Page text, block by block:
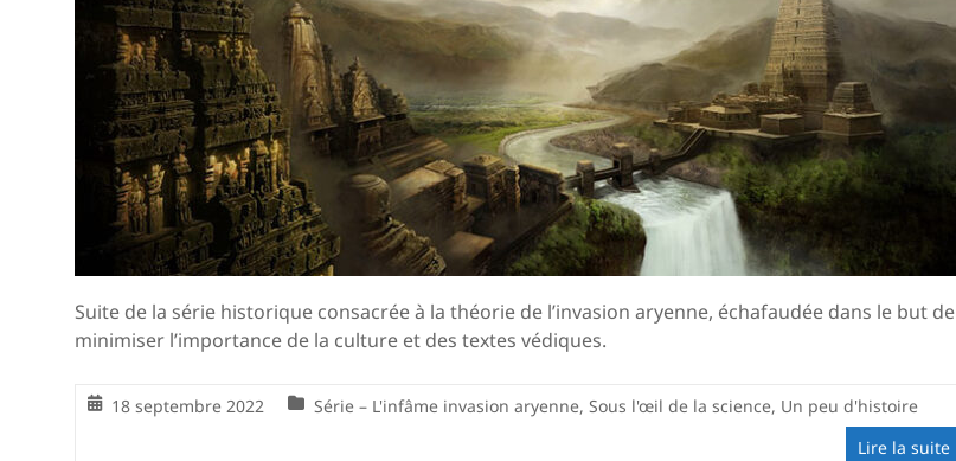
Suite de la série historique consacrée à la théorie de l’invasion aryenne, échafaudée dans le but de
minimiser l’importance de la culture et des textes védiques.
18 septembre 2022 Série – L'infâme invasion aryenne, Sous l'œil de la science, Un peu d'histoire
Lire la suite